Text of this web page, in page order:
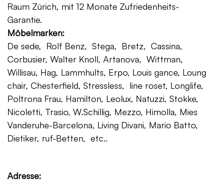
Raum Zürich, mit 12 Monate Zufriedenheits-
Garantie.
Möbelmarken:
De sede, Rolf Benz, Stega, Bretz, Cassina,
Corbusier, Walter Knoll, Artanova, Wittman,
Willisau, Hag, Lammhults, Erpo, Louis gance, Loung
chair, Chesterfield, Stressless, line roset, Longlife,
Poltrona Frau, Hamilton, Leolux, Natuzzi, Stokke,
Nicoletti, Trasio, W.Schillig, Mezzo, Himolla, Mies
Vanderuhe-Barcelona, Living Divani, Mario Batto,
Dietiker, ruf-Betten, etc..
Adresse: